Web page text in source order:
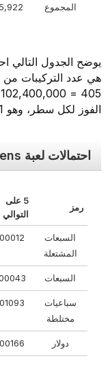
المجموع
يوضح الجدول التالي
هي عدد التركيبات من
الفوز لكل سطر، وهو 7.01%.
احتمالات لعبة Blazing Sevens
رمز
5 على
التوالي
السبعات
المشتعلة
السبعات
سباعيات
مختلطة
دولار